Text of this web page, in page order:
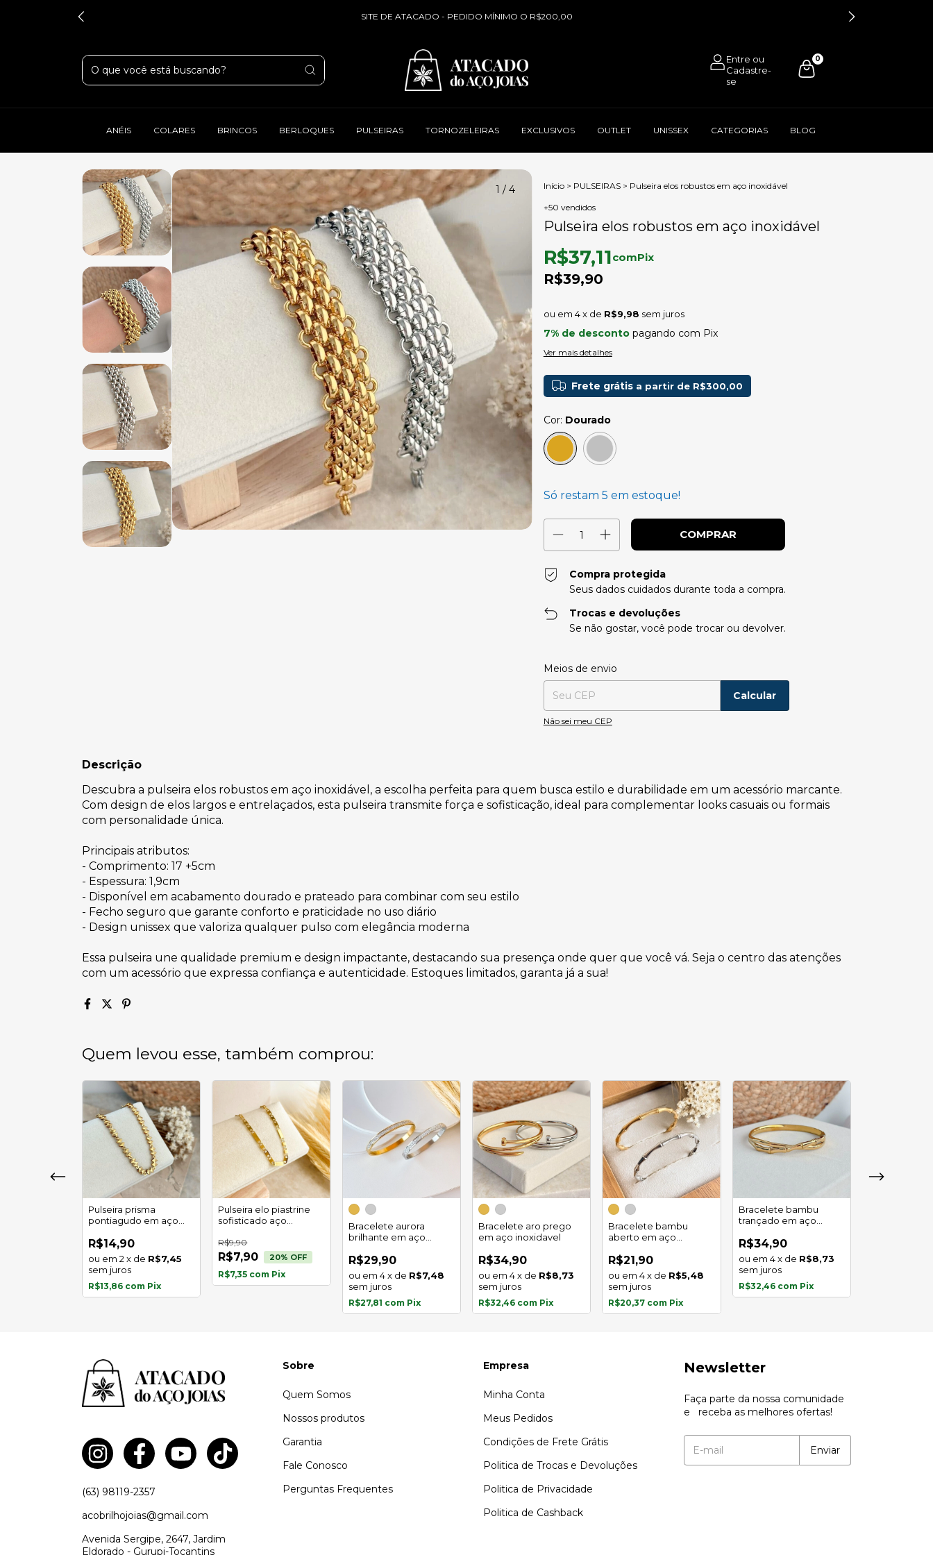
SITE DE ATACADO - PEDIDO MÍNIMO O R$200,00
0
ANÉIS COLARES BRINCOS BERLOQUES PULSEIRAS TORNOZELEIRAS EXCLUSIVOS OUTLET UNISSEX CATEGORIAS BLOG
1 / 4 Início > PULSEIRAS > Pulseira elos robustos em aço inoxidável
+50 vendidos
Pulseira elos robustos em aço inoxidável
R$39,90
R$37,11comPix
4 x de R$9,98 sem juros
7% de descontopagando com Pix
Ver mais detalhes
Frete grátis a partir de R$300,00
Cor: Dourado
Só restam 5 em estoque!
Compra protegida
Seus dados cuidados durante toda a compra.
Trocas e devoluções
Se não gostar, você pode trocar ou devolver.
Entregas para o CEP:
Meios de envio
Calcular
Não sei meu CEP
Descrição
Descubra a pulseira elos robustos em aço inoxidável, a escolha perfeita para quem busca estilo e durabilidade em um acessório marcante.
Com design de elos largos e entrelaçados, esta pulseira transmite força e sofisticação, ideal para complementar looks casuais ou formais
com personalidade única.
Principais atributos:
- Comprimento: 17 +5cm
- Espessura: 1,9cm
- Disponível em acabamento dourado e prateado para combinar com seu estilo
- Fecho seguro que garante conforto e praticidade no uso diário
- Design unissex que valoriza qualquer pulso com elegância moderna
Essa pulseira une qualidade premium e design impactante, destacando sua presença onde quer que você vá. Seja o centro das atenções
com um acessório que expressa confiança e autenticidade. Estoques limitados, garanta já a sua!
Quem levou esse, também comprou:
Pulseira prisma
pontiagudo em aço
R$14,90
2x de R$7,45
sem juros
R$13,86 com Pix
Pulseira elo piastrine
sofisticado aço
R$7,90
R$9,90
20% OFF
R$7,35 com Pix
Bracelete aurora
brilhante em aço
R$29,90
4 x de R$7,48
sem juros
R$27,81 com Pix
Bracelete aro prego
em aço inoxidavel
R$34,90
4x de R$8,73
sem juros
R$32,46 com Pix
Bracelete bambu
aberto em aço
R$21,90
4 x de R$5,48
sem juros
R$20,37 com Pix
Bracelete bambu
trançado em aço
R$34,90
4 x de R$8,73
sem juros
R$32,46 com Pix
(63) 98119-2357
acobrilhojoias@gmail.com
Avenida Sergipe, 2647, Jardim
Eldorado - Gurupi-Tocantins
Sobre
Quem Somos
Nossos produtos
Garantia
Fale Conosco
Perguntas Frequentes
Empresa
Minha Conta
Meus Pedidos
Condições de Frete Grátis
Politica de Trocas e Devoluções
Politica de Privacidade
Politica de Cashback
Newsletter
Faça parte da nossa comunidade
e receba as melhores ofertas!